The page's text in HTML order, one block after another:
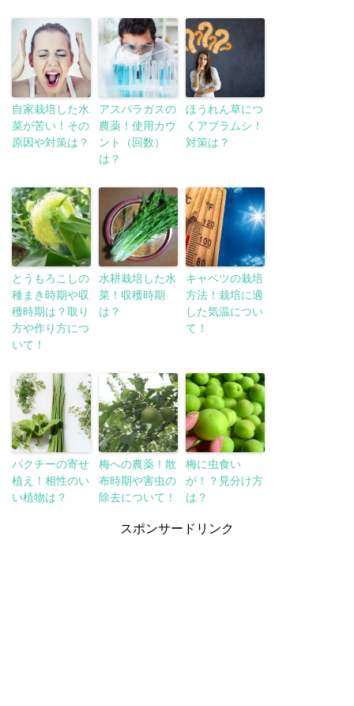
自家栽培した水
菜が苦い！その
原因や対策は？
アスパラガスの
農薬！使用カウ
ント（回数）
は？
ほうれん草につ
くアブラムシ！
対策は？
とうもろこしの
種まき時期や収
穫時期は？取り
方や作り方につ
いて！
水耕栽培した水
菜！収穫時期
は？
キャベツの栽培
方法！栽培に適
した気温につい
て！
パクチーの寄せ
植え！相性のい
い植物は？
梅への農薬！散
布時期や害虫の
除去について！
梅に虫食い
が！？見分け方
は？
スポンサードリンク